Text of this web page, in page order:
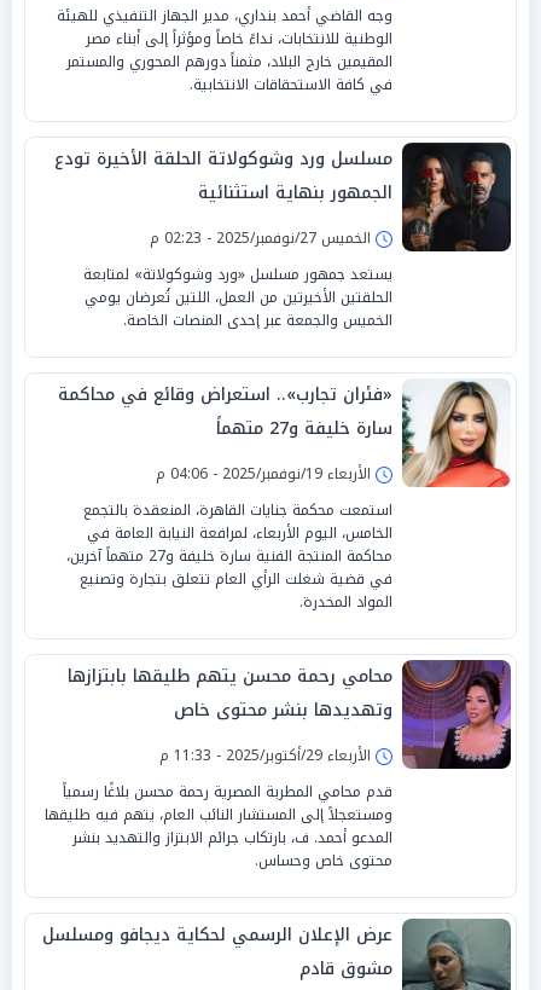
وجه القاضي أحمد بنداري، مدير الجهاز التنفيذي للهيئة
الوطنية للانتخابات، نداءً خاصاً ومؤثراً إلى أبناء مصر
المقيمين خارج البلاد، مثمناً دورهم المحوري والمستمر
في كافة الاستحقاقات الانتخابية.
مسلسل ورد وشوكولاتة الحلقة الأخيرة تودع
الجمهور بنهاية استثنائية
الخميس 27/نوفمبر/2025 - 02:23 م
يستعد جمهور مسلسل «ورد وشوكولاتة» لمتابعة
الحلقتين الأخيرتين من العمل، اللتين تُعرضان يومي
الخميس والجمعة عبر إحدى المنصات الخاصة.
«فئران تجارب».. استعراض وقائع في محاكمة
سارة خليفة و27 متهماً
الأربعاء 19/نوفمبر/2025 - 04:06 م
استمعت محكمة جنايات القاهرة، المنعقدة بالتجمع
الخامس، اليوم الأربعاء، لمرافعة النيابة العامة في
محاكمة المنتجة الفنية سارة خليفة و27 متهماً آخرين،
في قضية شغلت الرأي العام تتعلق بتجارة وتصنيع
المواد المخدرة.
محامي رحمة محسن يتهم طليقها بابتزازها
وتهديدها بنشر محتوى خاص
الأربعاء 29/أكتوبر/2025 - 11:33 م
قدم محامي المطربة المصرية رحمة محسن بلاغًا رسمياً
ومستعجلاً إلى المستشار النائب العام، يتهم فيه طليقها
المدعو أحمد. ف، بارتكاب جرائم الابتزاز والتهديد بنشر
محتوى خاص وحساس.
عرض الإعلان الرسمي لحكاية ديجافو ومسلسل
مشوق قادم